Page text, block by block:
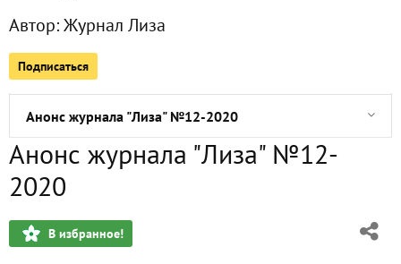
Автор:Журнал Лиза
Подписаться
Сейчас обсуждают
Анонс журнала "Лиза" №12-2020
Анонс журнала "Лиза" №11-2020
Анонс журнала "Лиза" №08-2020
Анонс журнала "Лиза" №12-
2020
В избранное!